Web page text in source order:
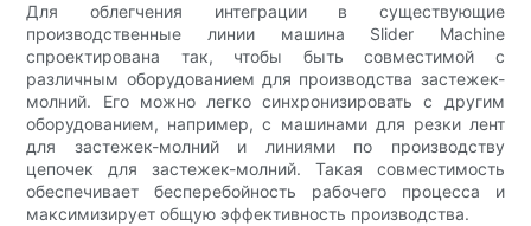
Для облегчения интеграции в существующие
производственные линии машина Slider Machine
спроектирована так, чтобы быть совместимой с
различным оборудованием для производства застежек-
молний. Его можно легко синхронизировать с другим
оборудованием, например, с машинами для резки лент
для застежек-молний и линиями по производству
цепочек для застежек-молний. Такая совместимость
обеспечивает бесперебойность рабочего процесса и
максимизирует общую эффективность производства.